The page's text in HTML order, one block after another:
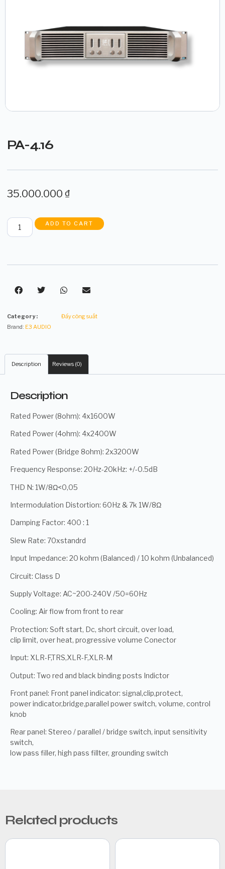
PA-4.16
35.000.000 ₫
ADD TO CART
Category :
Đẩy công suất
Brand: E3 AUDIO
Description Reviews (0)
Description
Rated Power (8ohm): 4x1600W
Rated Power (4ohm): 4x2400W
Rated Power (Bridge 8ohm): 2x3200W
Frequency Response: 20Hz-20kHz: +/-0.5dB
THD N: 1W/8Ω<0,05
Intermodulation Distortion: 60Hz & 7k 1W/8Ω
Damping Factor: 400 : 1
Slew Rate: 70xstandrd
Input Impedance: 20 kohm (Balanced) / 10 kohm (Unbalanced)
Circuit: Class D
Supply Voltage: AC~200-240V /50=60Hz
Cooling: Air flow from front to rear
Protection: Soft start, Dc, short circuit, over load,
clip limit, over heat, progressive volume Conector
Input: XLR-F,TRS,XLR-F,XLR-M
Output: Two red and black binding posts Indictor
Front panel: Front panel indicator: signal,clip,protect,
power indicator,bridge,parallel power switch, volume, control
knob
Rear panel: Stereo / parallel / bridge switch, input sensitivity
switch,
low pass filler, high pass fillter, grounding switch
Related products